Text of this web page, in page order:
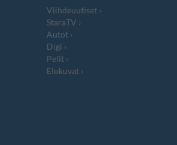
Viihdeuutiset
StaraTV
Autot
Digi
Pelit
Elokuvat